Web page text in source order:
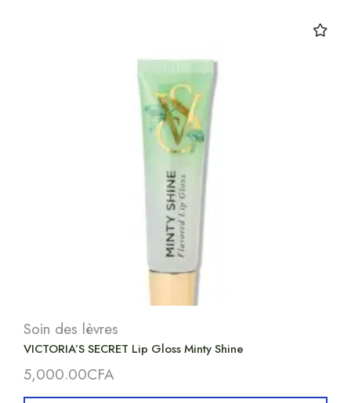
Soin des lèvres
VICTORIA’S SECRET Lip Gloss Minty Shine
5,000.00CFA